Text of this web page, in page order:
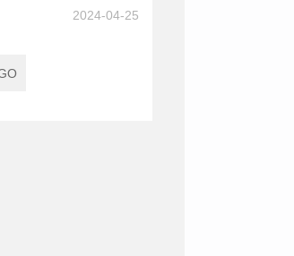
2024-04-25